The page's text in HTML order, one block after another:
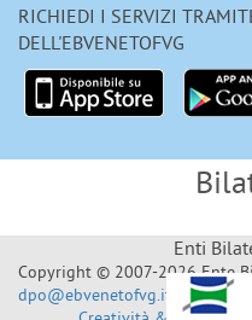
RICHIEDI I SERVIZI
DELL'EBVENETOFVG
Enti
Copyright © 2007-2026 Ente
dpo@ebvenetofvg.it